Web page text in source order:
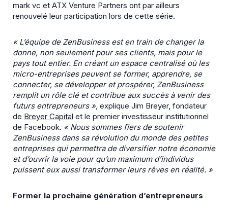
mark vc et ATX Venture Partners ont par ailleurs
renouvelé leur participation lors de cette série.
« L’équipe de ZenBusiness est en train de changer la
donne, non seulement pour ses clients, mais pour le
pays tout entier. En créant un espace centralisé où les
micro-entreprises peuvent se former, apprendre, se
connecter, se développer et prospérer, ZenBusiness
remplit un rôle clé et contribue aux succès à venir des
futurs entrepreneurs », explique Jim Breyer, fondateur
de Breyer Capital et le premier investisseur institutionnel
de Facebook. « Nous sommes fiers de soutenir
ZenBusiness dans sa révolution du monde des petites
entreprises qui permettra de diversifier notre économie
et d’ouvrir la voie pour qu’un maximum d’individus
puissent eux aussi transformer leurs rêves en réalité. »
Former la prochaine génération d’entrepreneurs